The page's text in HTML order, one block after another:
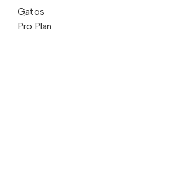
Gatos
Pro Plan